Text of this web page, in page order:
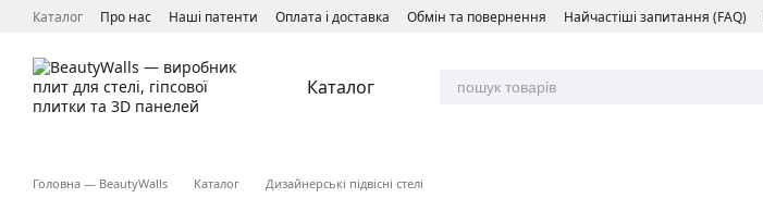
Перейти до основного контенту
Каталог Про нас Наші патенти Оплата і доставка Обмін та повернення Найчастіші запитання (FAQ)
Каталог
Головна — BeautyWalls Каталог Дизайнерські підвісні стелі